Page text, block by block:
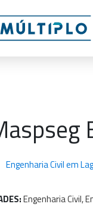
Engenharia Civil em
EngenhariaCivil,